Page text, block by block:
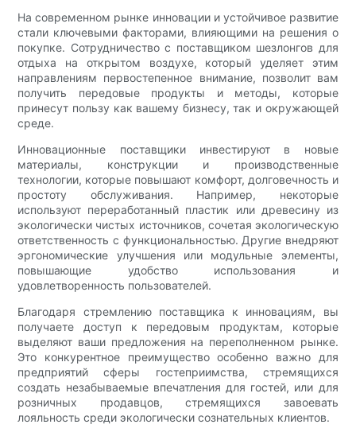
На современном рынке инновации и устойчивое развитие
стали ключевыми факторами, влияющими на решения о
покупке. Сотрудничество с поставщиком шезлонгов для
отдыха на открытом воздухе, который уделяет этим
направлениям первостепенное внимание, позволит вам
получить передовые продукты и методы, которые
принесут пользу как вашему бизнесу, так и окружающей
среде.
Инновационные поставщики инвестируют в новые
материалы, конструкции и производственные
технологии, которые повышают комфорт, долговечность и
простоту обслуживания. Например, некоторые
используют переработанный пластик или древесину из
экологически чистых источников, сочетая экологическую
ответственность с функциональностью. Другие внедряют
эргономические улучшения или модульные элементы,
повышающие удобство использования и
удовлетворенность пользователей.
Благодаря стремлению поставщика к инновациям, вы
получаете доступ к передовым продуктам, которые
выделяют ваши предложения на переполненном рынке.
Это конкурентное преимущество особенно важно для
предприятий сферы гостеприимства, стремящихся
создать незабываемые впечатления для гостей, или для
розничных продавцов, стремящихся завоевать
лояльность среди экологически сознательных клиентов.